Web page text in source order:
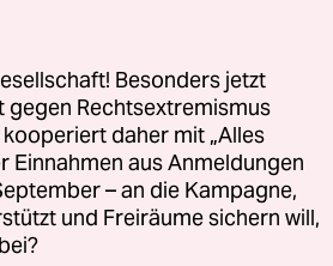
Sein
Besonders jetzt
gegen Rechtsextremismus
daher mit „Alles
Einnahmen aus Anmeldungen
– an die Kampagne,
und Freiräume sichern will,